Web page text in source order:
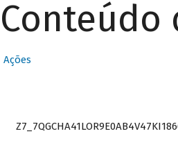
Conteúdo
Ações